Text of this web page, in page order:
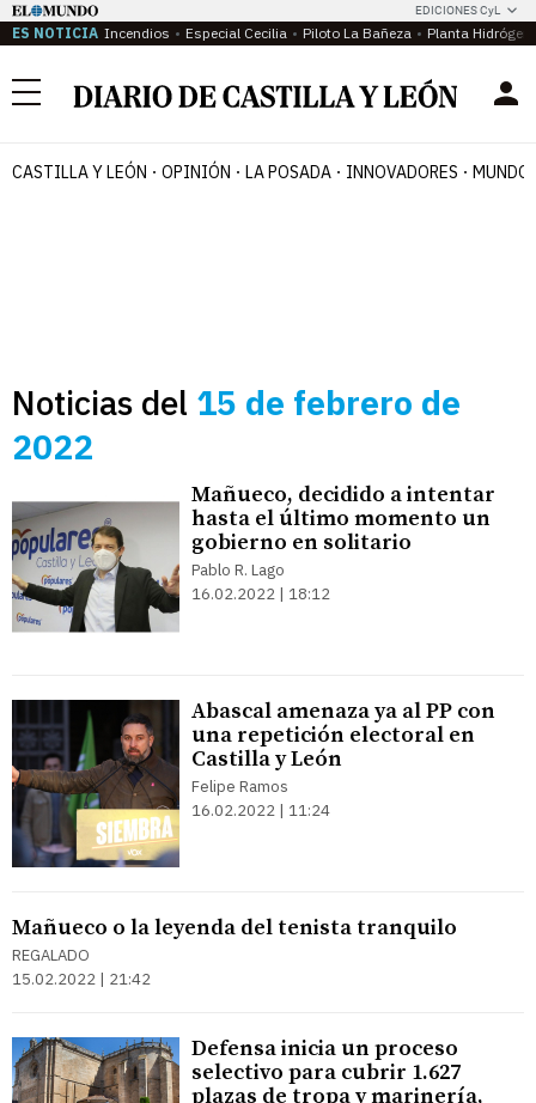
EDICIONES CyL
ES NOTICIA Incendios Especial Cecilia Piloto La Bañeza Planta
Menú
CASTILLA Y LEÓN OPINIÓN LA POSADA INNOVADORES MUNDO
Noticias del 15 de febrero de
2022
Mañueco, decidido a intentar
hasta el último momento un
gobierno en solitario
Pablo R. Lago
16.02.2022 | 18:12
Abascal amenaza ya al PP con
una repetición electoral en
Castilla y León
Felipe Ramos
16.02.2022 | 11:24
Mañueco o la leyenda del tenista tranquilo
REGALADO
15.02.2022 | 21:42
Defensa inicia un proceso
selectivo para cubrir 1.627
plazas de tropa y marinería,